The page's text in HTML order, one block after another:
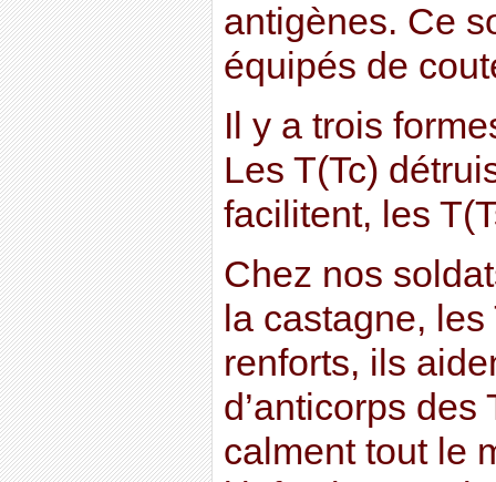
antigènes. Ce
équipés de
Il y a trois
Les T(Tc)
facilitent, les
Chez nos
la castagne,
renforts, ils
d’anticorps des
calment tout le